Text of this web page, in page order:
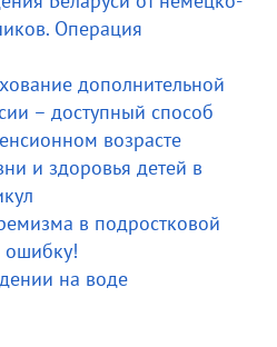
Операция
дополнительной
– доступный способ
возрасте
и здоровья детей в
в подростковой
ошибку!
на воде